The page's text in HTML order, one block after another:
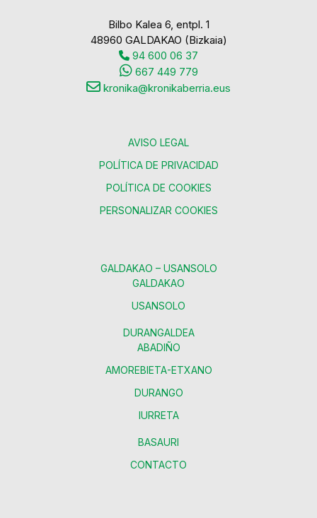
Bilbo Kalea 6, entpl. 1
48960 GALDAKAO (Bizkaia)
94 600 06 37
667 449 779
kronika@kronikaberria.eus
AVISO LEGAL
POLÍTICA DE PRIVACIDAD
POLÍTICA DE COOKIES
PERSONALIZAR COOKIES
GALDAKAO – USANSOLO
GALDAKAO
USANSOLO
DURANGALDEA
ABADIÑO
AMOREBIETA-ETXANO
DURANGO
IURRETA
BASAURI
CONTACTO